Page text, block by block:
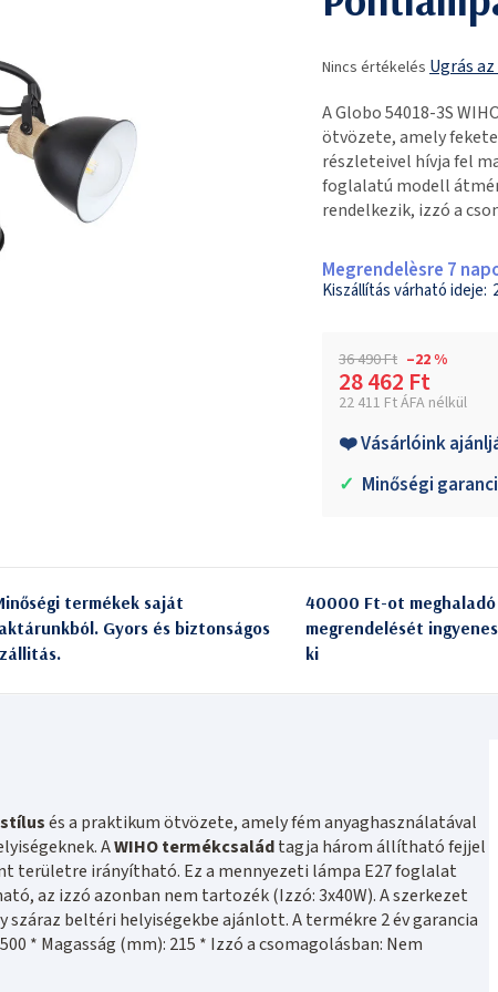
termék
értékelése
5-
ből
0,0
csillag.
Nincs értékelés Ugrás
A Globo 54018-3S
ötvözete, amely
részleteivel hívja fel
foglalatú modell
rendelkezik, izzó a
Megrendelèsre 7
36 490 Ft –22 %
28 462 Ft
22 411 Ft ÁFA nélkül
❤️ Vásárlóink
✓ Minőségi
termékek saját
Gyors és biztonságos
40000 Ft-ot meghaladó
megrendelését
ki
és a praktikum ötvözete, amely fém anyaghasználatával
AWIHO termékcsaládtagja három állítható fejjel
területre irányítható. Ez a mennyezeti lámpa E27 foglalat
az izzó azonban nem tartozék (Izzó: 3x40W). A szerkezet
beltéri helyiségekbe ajánlott. A termékre 2 év garancia
* Magasság (mm): 215 * Izzó a csomagolásban: Nem